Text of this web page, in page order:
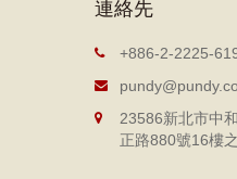
連絡先
+886-2-2225-
23586新北市中
正路880號16樓